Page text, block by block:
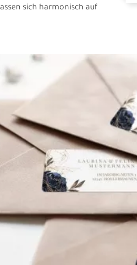
sich harmonisch auf